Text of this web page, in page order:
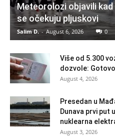
Meteorolozi objavili kad
se očekuju pljuskovi
Salim D. - August 6, 2026 0
Više od 5.300
dozvole:
August 4, 2026
Presedan u
Dunava prvi put
nuklearna
August 3, 2026